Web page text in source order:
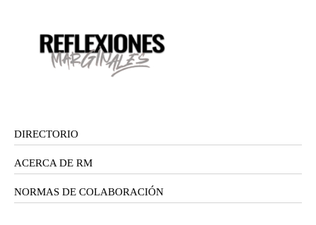
DIRECTORIO
ACERCA DE RM
NORMAS DE COLABORACIÓN